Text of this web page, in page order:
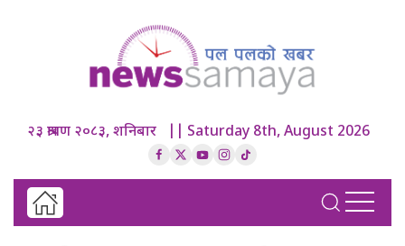
२३ श्रावण २०८३, शनिबार || Saturday 8th, August 2026